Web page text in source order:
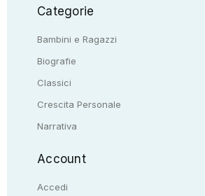
Categorie
Bambini e Ragazzi
Biografie
Classici
Crescita Personale
Narrativa
Account
Accedi